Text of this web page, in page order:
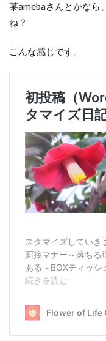
某amebaさんとかなら
ね？
こんな感じです。